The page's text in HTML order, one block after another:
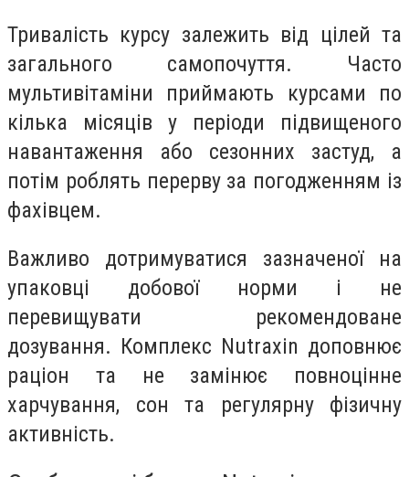
Тривалість курсу залежить від цілей та
загального самопочуття. Часто
мультивітаміни приймають курсами по
кілька місяців у періоди підвищеного
навантаження або сезонних застуд, а
потім роблять перерву за погодженням із
фахівцем.
Важливо дотримуватися зазначеної на
упаковці добової норми і не
перевищувати рекомендоване
дозування. Комплекс Nutraxin доповнює
раціон та не замінює повноцінне
харчування, сон та регулярну фізичну
активність.